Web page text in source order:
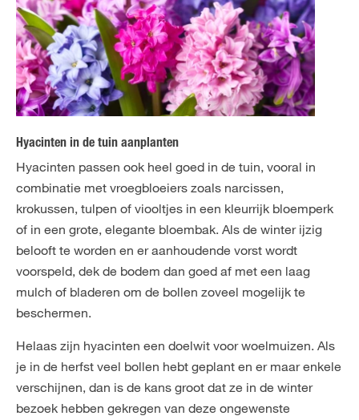
Hyacinten in de tuin aanplanten
Hyacinten passen ook heel goed in de tuin, vooral in
combinatie met vroegbloeiers zoals narcissen,
krokussen, tulpen of viooltjes in een kleurrijk bloemperk
of in een grote, elegante bloembak. Als de winter ijzig
belooft te worden en er aanhoudende vorst wordt
voorspeld, dek de bodem dan goed af met een laag
mulch of bladeren om de bollen zoveel mogelijk te
beschermen.
Helaas zijn hyacinten een doelwit voor woelmuizen. Als
je in de herfst veel bollen hebt geplant en er maar enkele
verschijnen, dan is de kans groot dat ze in de winter
bezoek hebben gekregen van deze ongewenste